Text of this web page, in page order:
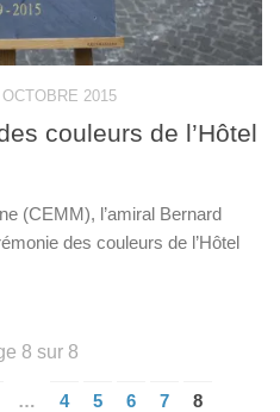
OCTOBRE 2015
couleurs de l’Hôtel
(CEMM), l’amiral Bernard
des couleurs de l’Hôtel
8 sur 8
… 4 5 6 7 8